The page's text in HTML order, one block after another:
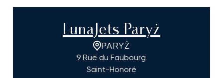
LunaJets Paryż
PARYŻ
9 Rue du Faubourg
Saint-Honoré